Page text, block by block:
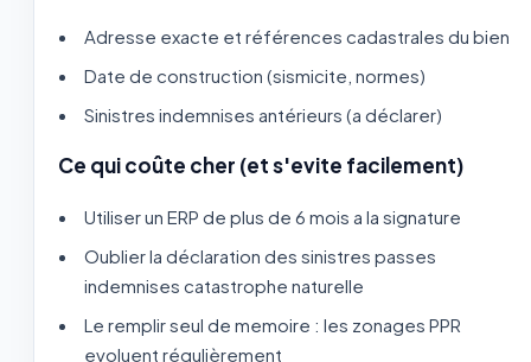
Adresse exacte et références cadastrales du bien
Date de construction (sismicite, normes)
Sinistres indemnises antérieurs (a déclarer)
Ce qui coûte cher (et s'evite facilement)
Utiliser un ERP de plus de 6 mois a la signature
Oublier la déclaration des sinistres passes
indemnises catastrophe naturelle
Le remplir seul de memoire : les zonages PPR
evoluent régulièrement